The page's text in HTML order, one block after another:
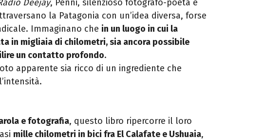
Deejay, Penni, silenzioso fotografo-poeta e
la Patagonia con un’idea diversa, forse
Immaginano che in un luogo in cui la
in migliaia di chilometri, sia ancora possibile
un contatto profondo.
apparente sia ricco di un ingrediente che
e fotografia, questo libro ripercorre il loro
mille chilometri in bici fra El Calafate e Ushuaia,